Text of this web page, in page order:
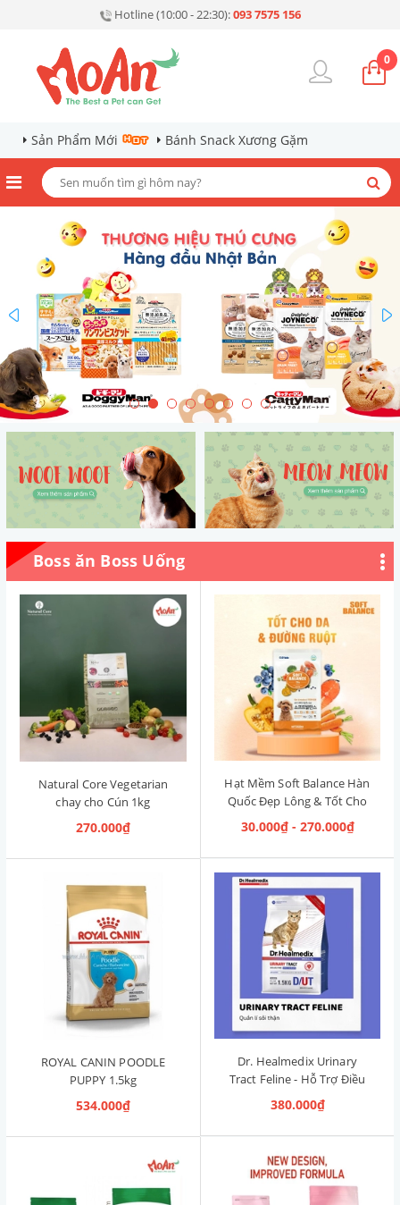
Hotline (10:00 - 22:30):093 7575 156
0
Sản Phẩm Mới Bánh Snack Xương Gặm
prev
Boss ăn Boss Uống
Natural Core Vegetarian
chay cho Cún 1kg
270.000₫
Hạt Mềm Soft Balance Hàn
Quốc Đẹp Lông & Tốt Cho
Đường Ruột 1.2kg [Cá Hồi,
Cún Mọi Độ Tuổi]
30.000₫ - 270.000₫
ROYAL CANIN POODLE
PUPPY 1.5kg
534.000₫
Dr. Healmedix Urinary
Tract Feline - Hỗ Trợ Điều
Trị Sỏi Thận & Giảm Stress
cho Mèo 1.5kg
380.000₫